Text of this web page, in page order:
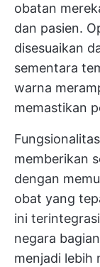
obatan
dan pasien.
disesuaikan
sementara
warna
memastikan
memberikan
dengan
obat yang
ini
negara
menjadi lebih